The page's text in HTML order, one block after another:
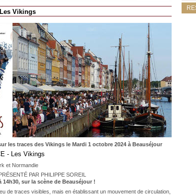
Vikings
les traces des Vikings le Mardi 1 octobre 2024 à Beauséjour
- Les Vikings
et Normandie
PAR PHILIPPE SOREIL
14h30, sur la scène de Beauséjour !
de traces visibles, mais en établissant un mouvement de circulation,